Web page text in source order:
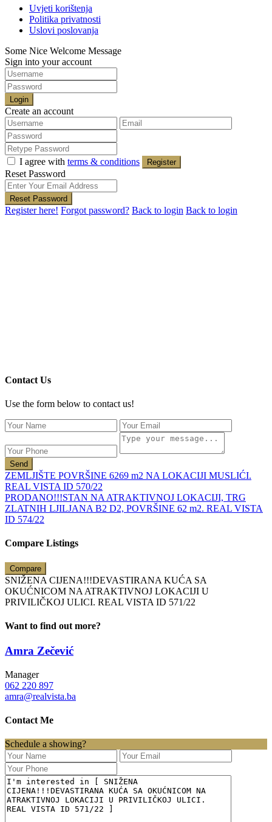
Uvjeti korištenja
Politika privatnosti
Uslovi poslovanja
Some Nice Welcome Message
Sign into your account
Login
Create an account
I agree with terms & conditions Register
Reset Password
Reset Password
Register here! Forgot password? Back to login Back to login
Contact Us
Use the form below to contact us!
Send
ZEMLJIŠTE POVRŠINE 6269 m2 NA LOKACIJI MUSLIĆI.
REAL VISTA ID 570/22
PRODANO!!!STAN NA ATRAKTIVNOJ LOKACIJI, TRG
ZLATNIH LJILJANA B2 D2, POVRŠINE 62 m2. REAL VISTA
ID 574/22
Compare Listings
Compare
SNIŽENA CIJENA!!!DEVASTIRANA KUĆA SA
OKUĆNICOM NA ATRAKTIVNOJ LOKACIJI U
PRIVILIČKOJ ULICI. REAL VISTA ID 571/22
Want to find out more?
Amra Zečević
Manager
062 220 897
amra@realvista.ba
Contact Me
Schedule a showing?